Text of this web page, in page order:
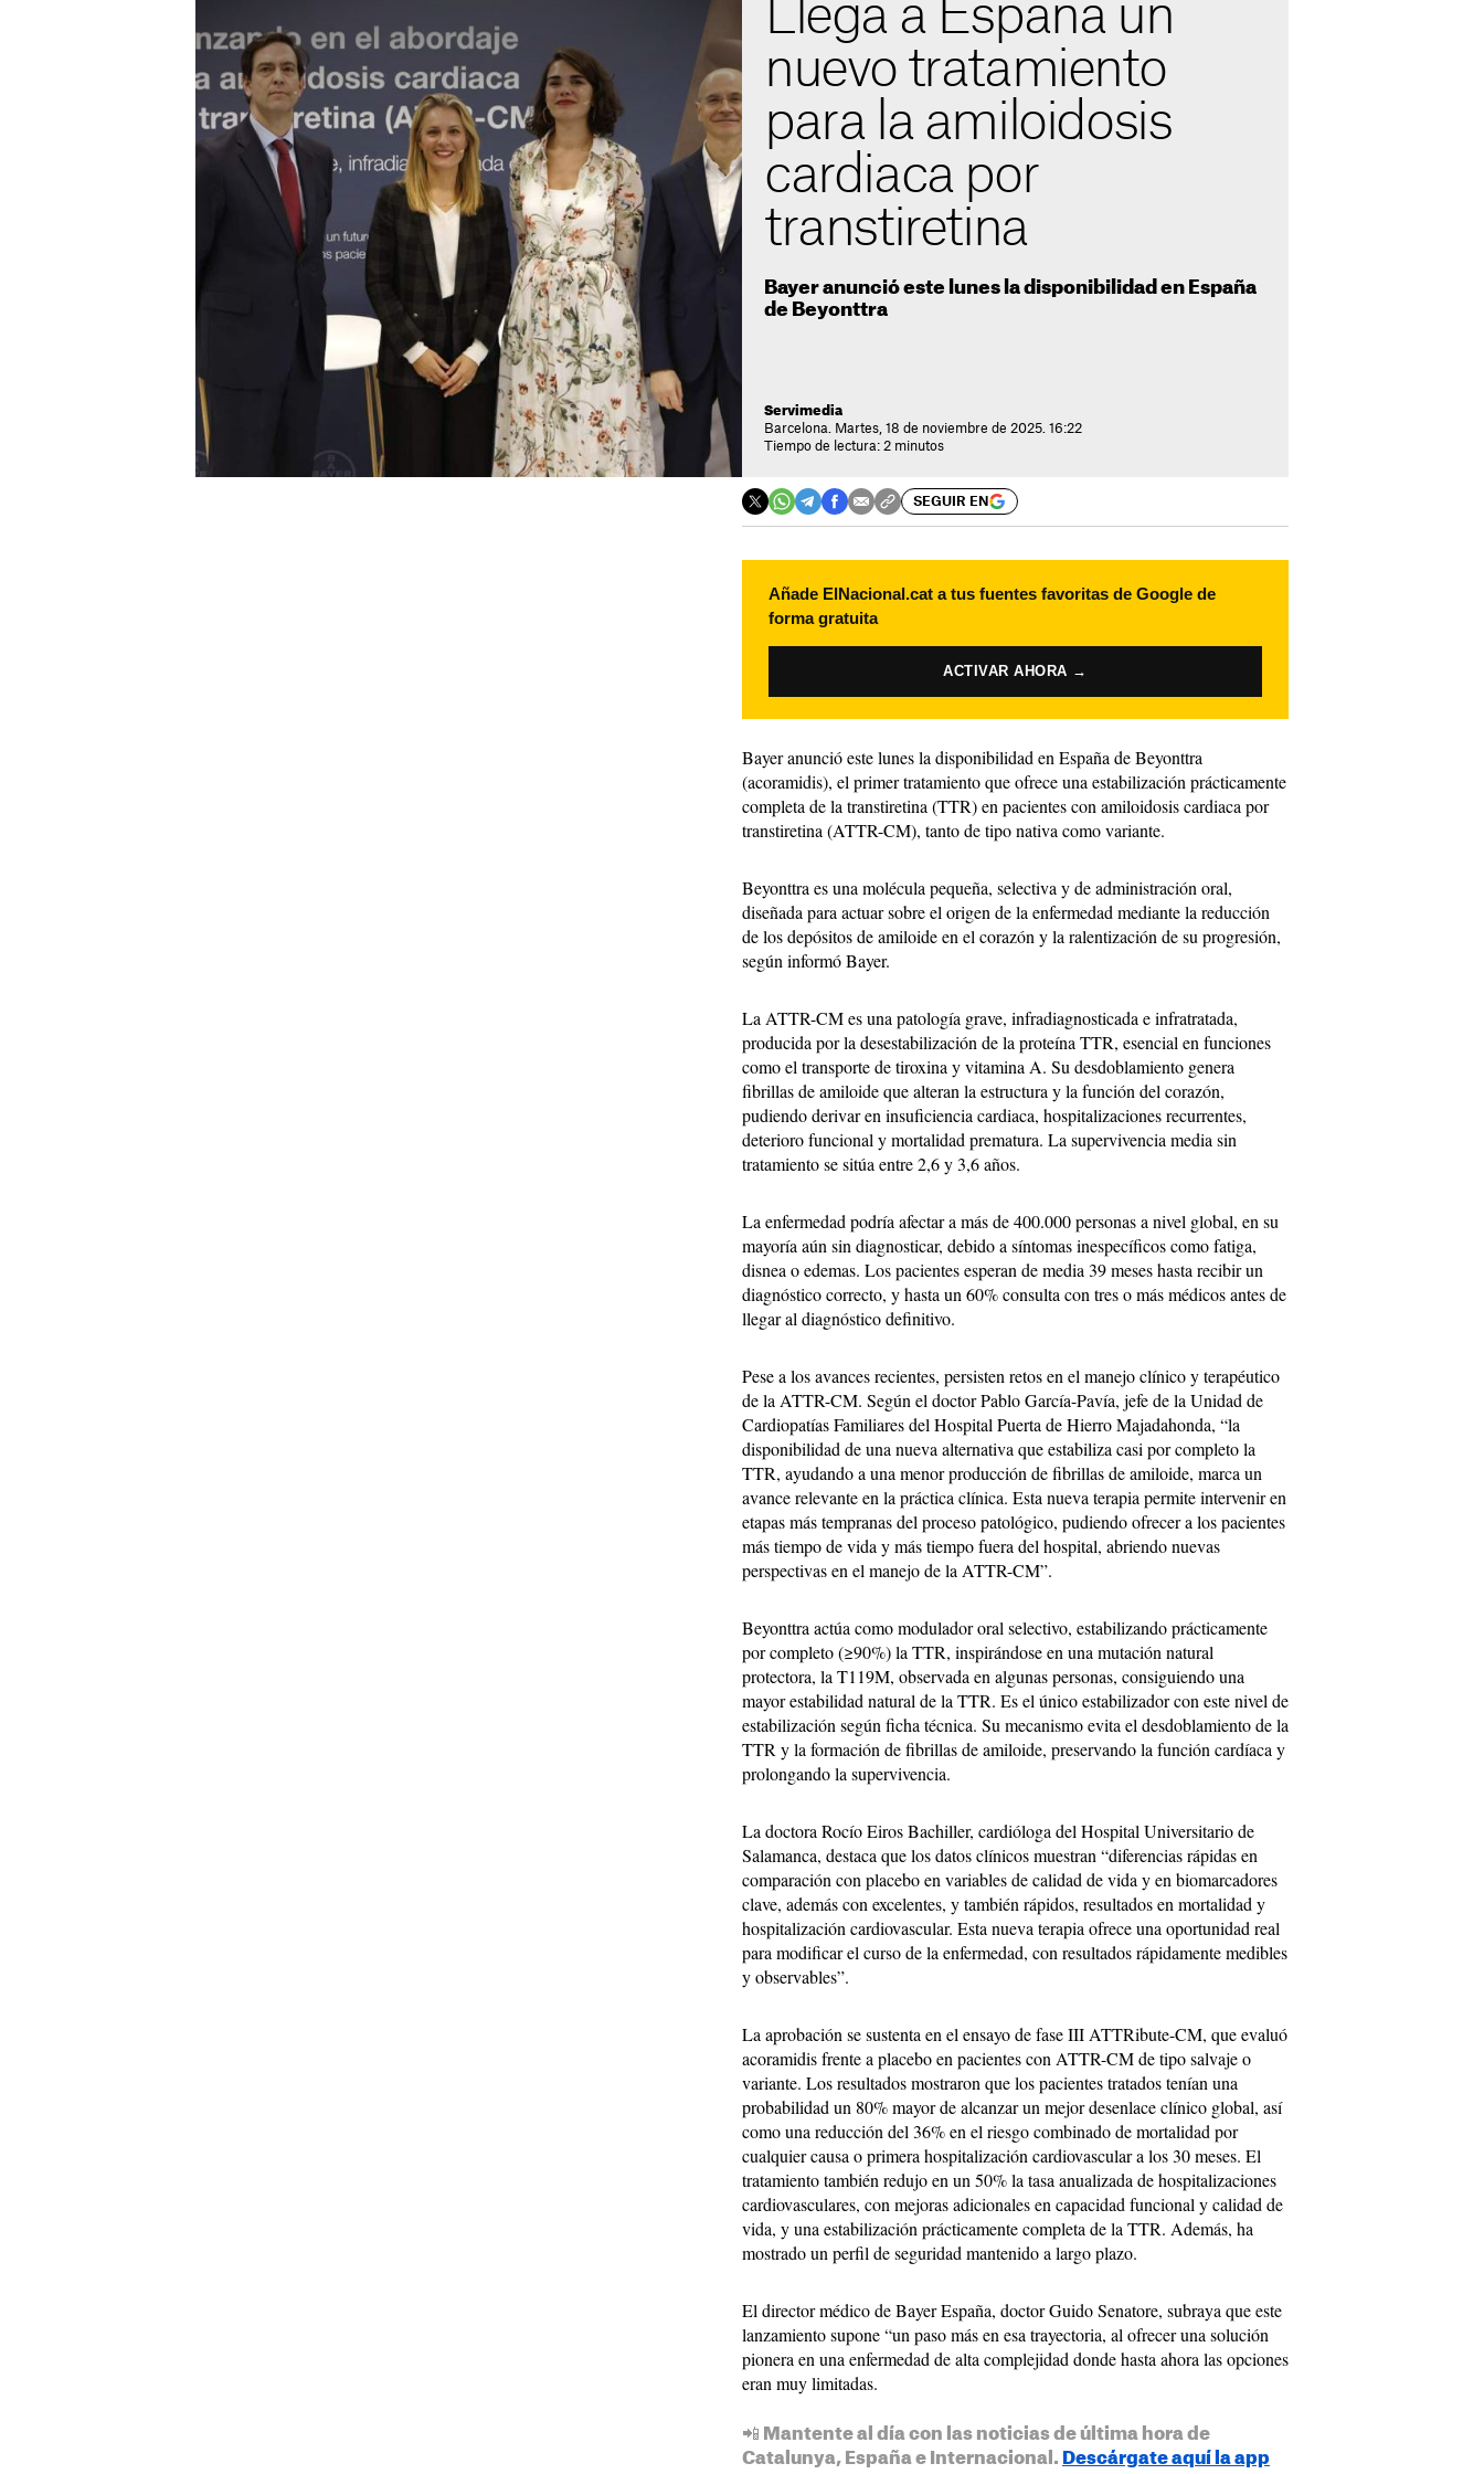
Llega a España un
nuevo tratamiento
para la amiloidosis
cardiaca por
transtiretina
Bayer anunció este lunes la disponibilidad en España
de Beyonttra
Servimedia
Barcelona. Martes, 18 de noviembre de 2025. 16:22
Tiempo de lectura: 2 minutos
SEGUIR EN
Añade ElNacional.cat a tus fuentes favoritas de Google de
forma gratuita
ACTIVAR AHORA →
Bayer anunció este lunes la disponibilidad en España de Beyonttra
(acoramidis), el primer tratamiento que ofrece una estabilización prácticamente
completa de la transtiretina (TTR) en pacientes con amiloidosis cardiaca por
transtiretina (ATTR-CM), tanto de tipo nativa como variante.
Beyonttra es una molécula pequeña, selectiva y de administración oral,
diseñada para actuar sobre el origen de la enfermedad mediante la reducción
de los depósitos de amiloide en el corazón y la ralentización de su progresión,
según informó Bayer.
La ATTR-CM es una patología grave, infradiagnosticada e infratratada,
producida por la desestabilización de la proteína TTR, esencial en funciones
como el transporte de tiroxina y vitamina A. Su desdoblamiento genera
fibrillas de amiloide que alteran la estructura y la función del corazón,
pudiendo derivar en insuficiencia cardiaca, hospitalizaciones recurrentes,
deterioro funcional y mortalidad prematura. La supervivencia media sin
tratamiento se sitúa entre 2,6 y 3,6 años.
La enfermedad podría afectar a más de 400.000 personas a nivel global, en su
mayoría aún sin diagnosticar, debido a síntomas inespecíficos como fatiga,
disnea o edemas. Los pacientes esperan de media 39 meses hasta recibir un
diagnóstico correcto, y hasta un 60% consulta con tres o más médicos antes de
llegar al diagnóstico definitivo.
Pese a los avances recientes, persisten retos en el manejo clínico y terapéutico
de la ATTR-CM. Según el doctor Pablo García-Pavía, jefe de la Unidad de
Cardiopatías Familiares del Hospital Puerta de Hierro Majadahonda, “la
disponibilidad de una nueva alternativa que estabiliza casi por completo la
TTR, ayudando a una menor producción de fibrillas de amiloide, marca un
avance relevante en la práctica clínica. Esta nueva terapia permite intervenir en
etapas más tempranas del proceso patológico, pudiendo ofrecer a los pacientes
más tiempo de vida y más tiempo fuera del hospital, abriendo nuevas
perspectivas en el manejo de la ATTR-CM”.
Beyonttra actúa como modulador oral selectivo, estabilizando prácticamente
por completo (≥90%) la TTR, inspirándose en una mutación natural
protectora, la T119M, observada en algunas personas, consiguiendo una
mayor estabilidad natural de la TTR. Es el único estabilizador con este nivel de
estabilización según ficha técnica. Su mecanismo evita el desdoblamiento de la
TTR y la formación de fibrillas de amiloide, preservando la función cardíaca y
prolongando la supervivencia.
La doctora Rocío Eiros Bachiller, cardióloga del Hospital Universitario de
Salamanca, destaca que los datos clínicos muestran “diferencias rápidas en
comparación con placebo en variables de calidad de vida y en biomarcadores
clave, además con excelentes, y también rápidos, resultados en mortalidad y
hospitalización cardiovascular. Esta nueva terapia ofrece una oportunidad real
para modificar el curso de la enfermedad, con resultados rápidamente medibles
y observables”.
La aprobación se sustenta en el ensayo de fase III ATTRibute-CM, que evaluó
acoramidis frente a placebo en pacientes con ATTR-CM de tipo salvaje o
variante. Los resultados mostraron que los pacientes tratados tenían una
probabilidad un 80% mayor de alcanzar un mejor desenlace clínico global, así
como una reducción del 36% en el riesgo combinado de mortalidad por
cualquier causa o primera hospitalización cardiovascular a los 30 meses. El
tratamiento también redujo en un 50% la tasa anualizada de hospitalizaciones
cardiovasculares, con mejoras adicionales en capacidad funcional y calidad de
vida, y una estabilización prácticamente completa de la TTR. Además, ha
mostrado un perfil de seguridad mantenido a largo plazo.
El director médico de Bayer España, doctor Guido Senatore, subraya que este
lanzamiento supone “un paso más en esa trayectoria, al ofrecer una solución
pionera en una enfermedad de alta complejidad donde hasta ahora las opciones
eran muy limitadas.
📲 Mantente al día con las noticias de última hora de
Catalunya, España e Internacional. Descárgate aquí la app